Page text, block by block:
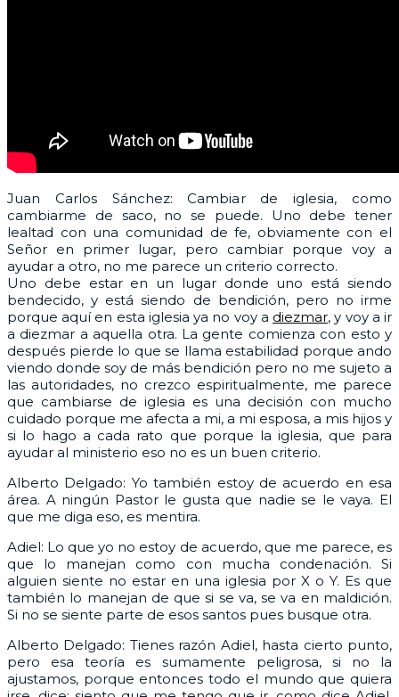
Juan Carlos Sánchez: Cambiar de iglesia, como
cambiarme de saco, no se puede. Uno debe tener
lealtad con una comunidad de fe, obviamente con el
Señor en primer lugar, pero cambiar porque voy a
ayudar a otro, no me parece un criterio correcto.
Uno debe estar en un lugar donde uno está siendo
bendecido, y está siendo de bendición, pero no irme
porque aquí en esta iglesia ya no voy a diezmar, y voy a ir
a diezmar a aquella otra. La gente comienza con esto y
después pierde lo que se llama estabilidad porque ando
viendo donde soy de más bendición pero no me sujeto a
las autoridades, no crezco espiritualmente, me parece
que cambiarse de iglesia es una decisión con mucho
cuidado porque me afecta a mi, a mi esposa, a mis hijos y
si lo hago a cada rato que porque la iglesia, que para
ayudar al ministerio eso no es un buen criterio.
Alberto Delgado: Yo también estoy de acuerdo en esa
área. A ningún Pastor le gusta que nadie se le vaya. El
que me diga eso, es mentira.
Adiel: Lo que yo no estoy de acuerdo, que me parece, es
que lo manejan como con mucha condenación. Si
alguien siente no estar en una iglesia por X o Y. Es que
también lo manejan de que si se va, se va en maldición.
Si no se siente parte de esos santos pues busque otra.
Alberto Delgado: Tienes razón Adiel, hasta cierto punto,
pero esa teoría es sumamente peligrosa, si no la
ajustamos, porque entonces todo el mundo que quiera